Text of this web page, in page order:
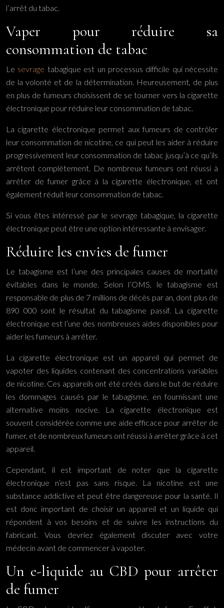
l’arrêt du tabac.
Vaper pour réduire sa
consommation de tabac
Le sevrage tabagique est un processus difficile qui nécessite
de la volonté et de la détermination. Heureusement, de plus
en plus de fumeurs choisissent de se tourner vers la cigarette
électronique pour réduire leur consommation de tabac.
La cigarette électronique permet aux fumeurs de contrôler
leur consommation de nicotine, ce qui peut les aider à réduire
progressivement leur consommation de tabac jusqu’à ce qu’ils
arrêtent complètement. De nombreux fumeurs ont réussi à
arrêter de fumer grâce à la cigarette électronique, et ont
également réduit leur consommation de tabac.
Si vous êtes intéressé par le sevrage tabagique, la cigarette
électronique peut être une option intéressante à envisager.
Réduire les envies de fumer
Le tabagisme est l’une des principales causes de mortalité
évitables dans le monde. Selon l’OMS, le tabagisme est
responsable de plus de 7 millions de décès par an, dont plus de
890 000 sont le résultat du tabagisme passif. La cigarette
électronique est l’une des nombreuses aides disponibles pour
aider les fumeurs à arrêter.
La cigarette électronique est un appareil qui permet de
vapoter des liquides contenant des concentrations variables
de nicotine. Ces appareils ont été créés dans le but de réduire
les dommages causés par le tabagisme, en fournissant une
alternative moins nocive. La cigarette électronique est
souvent considérée comme une aide efficace pour arrêter de
fumer, et de nombreux fumeurs ont réussi à arrêter grâce à cet
appareil.
Cependant, il est important de noter que la cigarette
électronique n’est pas sans risque. La nicotine est une
substance addictive et peut être dangereuse pour la santé. Il
est donc important de choisir un appareil et un liquide qui
répondent à vos besoins et de suivre les instructions du
fabricant. Vous devriez également discuter avec votre
médecin avant de commencer à vapoter.
Un e-liquide au CBD pour arrêter
de fumer